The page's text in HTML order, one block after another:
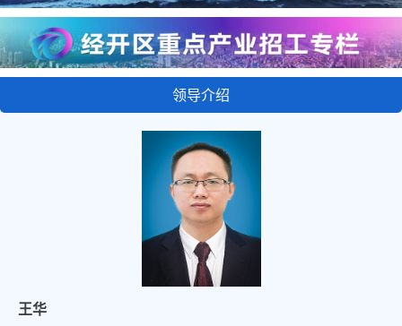
领导介绍
王华